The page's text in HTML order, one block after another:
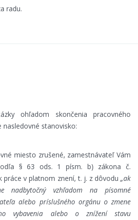
radu.
ohľadom skončenia pracovného
stanovisko:
miesto zrušené, zamestnávateľ Vám
§ 63 ods. 1 písm. b) zákona č.
práce v platnom znení, t. j. z dôvodu „ak
nadbytočný vzhľadom na písomné
alebo príslušného orgánu o zmene
vybavenia alebo o znížení stavu